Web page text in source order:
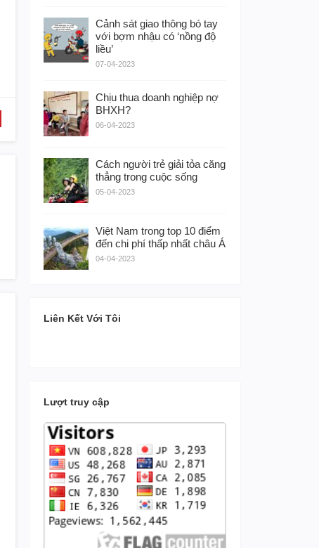
Cảnh sát giao thông bó tay
với bợm nhậu có ‘nồng độ
liều’
07-04-2023
Chịu thua doanh nghiệp nợ
BHXH?
06-04-2023
Cách người trẻ giải tỏa căng
thẳng trong cuộc sống
05-04-2023
Việt Nam trong top 10 điểm
đến chi phí thấp nhất châu Á
04-04-2023
Liên Kết Với Tôi
Lượt truy cập